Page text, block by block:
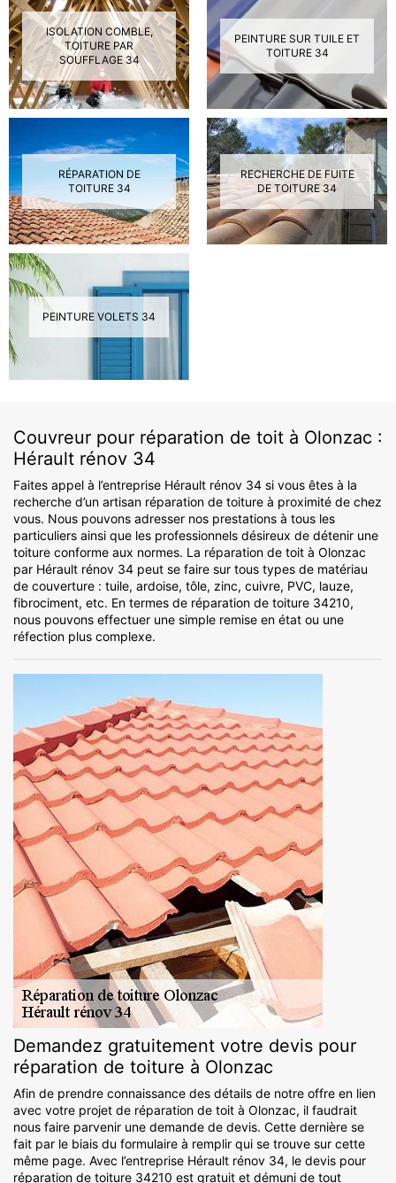
ISOLATION COMBLE,
TOITURE PAR
SOUFFLAGE 34
PEINTURE SUR TUILE ET
TOITURE 34
RÉPARATION DE
TOITURE 34
RECHERCHE DE FUITE
DE TOITURE 34
PEINTURE VOLETS 34
Couvreur pour réparation de toit à Olonzac :
Hérault rénov 34
Faites appel à l’entreprise Hérault rénov 34 si vous êtes à la
recherche d’un artisan réparation de toiture à proximité de chez
vous. Nous pouvons adresser nos prestations à tous les
particuliers ainsi que les professionnels désireux de détenir une
toiture conforme aux normes. La réparation de toit à Olonzac
par Hérault rénov 34 peut se faire sur tous types de matériau
de couverture : tuile, ardoise, tôle, zinc, cuivre, PVC, lauze,
fibrociment, etc. En termes de réparation de toiture 34210,
nous pouvons effectuer une simple remise en état ou une
réfection plus complexe.
Demandez gratuitement votre devis pour
réparation de toiture à Olonzac
Afin de prendre connaissance des détails de notre offre en lien
avec votre projet de réparation de toit à Olonzac, il faudrait
nous faire parvenir une demande de devis. Cette dernière se
fait par le biais du formulaire à remplir qui se trouve sur cette
même page. Avec l’entreprise Hérault rénov 34, le devis pour
réparation de toiture 34210 est gratuit et démuni de tout